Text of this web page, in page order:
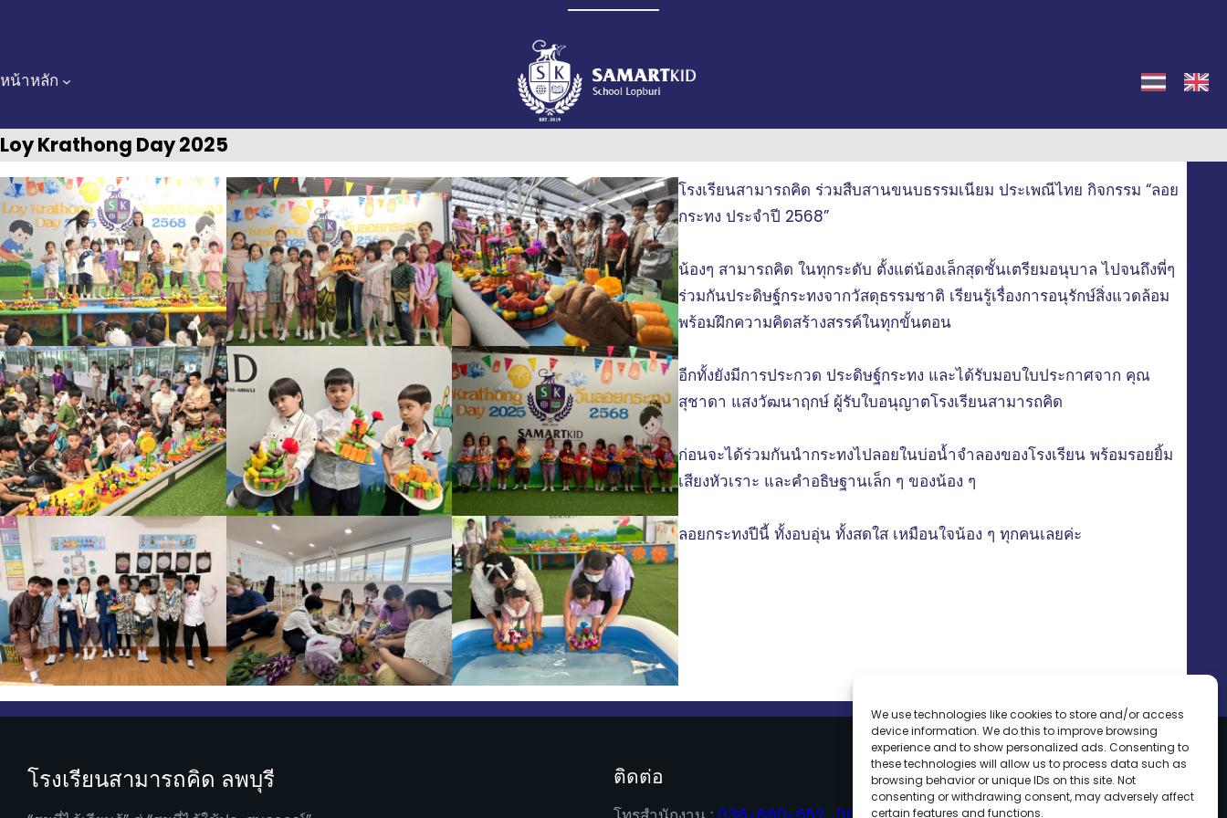
We use technologies like cookies to store and/or access
device information. We do this to improve browsing
experience and to show personalized ads. Consenting to
these technologies will allow us to process data such as
browsing behavior or unique IDs on this site. Not
consenting or withdrawing consent, may adversely affect
certain features and functions.
content
หน้าหลัก
Loy Krathong Day 2025
โรงเรียนสามารถคิด ร่วมสืบสานขนบธรรมเนียม ประเพณีไทย กิจกรรม “ลอย
กระทง ประจำปี 2568”
น้องๆ สามารถคิด ในทุกระดับ ตั้งแต่น้องเล็กสุดชั้นเตรียมอนุบาล ไปจนถึงพี่ๆ
ร่วมกันประดิษฐ์กระทงจากวัสดุธรรมชาติ เรียนรู้เรื่องการอนุรักษ์สิ่งแวดล้อม
พร้อมฝึกความคิดสร้างสรรค์ในทุกขั้นตอน
อีกทั้งยังมีการประกวด ประดิษฐ์กระทง และได้รับมอบใบประกาศจาก คุณ
สุชาดา แสงวัฒนาฤกษ์ ผู้รับใบอนุญาตโรงเรียนสามารถคิด
ก่อนจะได้ร่วมกันนำกระทงไปลอยในบ่อน้ำจำลองของโรงเรียน พร้อมรอยยิ้ม
เสียงหัวเราะ และคำอธิษฐานเล็ก ๆ ของน้อง ๆ
ลอยกระทงปีนี้ ทั้งอบอุ่น ทั้งสดใส เหมือนใจน้อง ๆ ทุกคนเลยค่ะ
โรงเรียนสามารถคิด ลพบุรี ติดต่อ